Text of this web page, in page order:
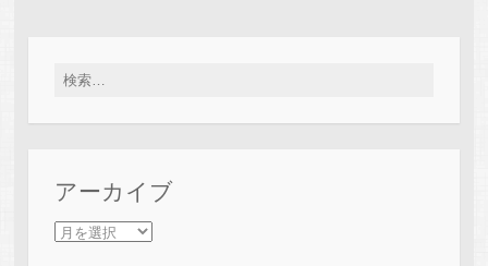
検索:
アーカイブ
アーカイブ